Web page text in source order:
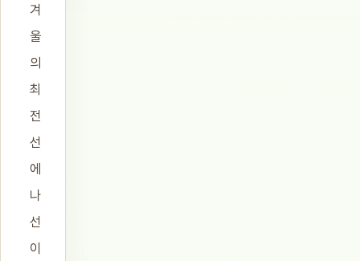
겨
울
의
최
전
선
에
나
선
이